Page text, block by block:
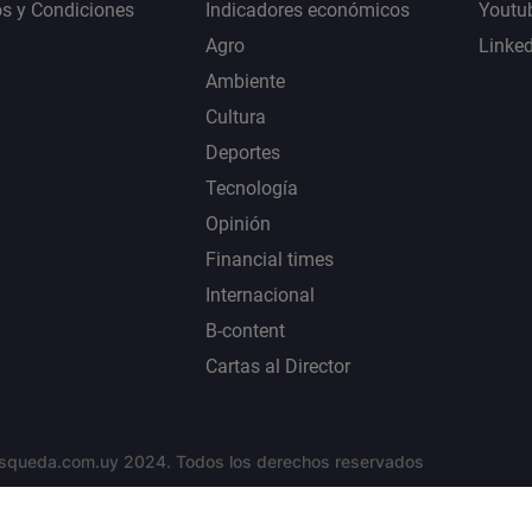
y Condiciones
Indicadores económicos
Agro
Ambiente
Cultura
Deportes
Tecnología
Opinión
Financial times
Internacional
B-content
Cartas al Director
2024. Todos los derechos reservados